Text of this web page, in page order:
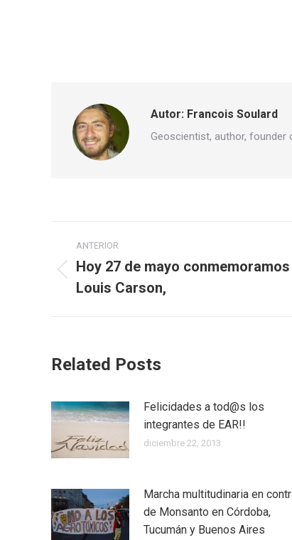
Autor: Francois Soulard
Geoscientist, author, founder
Navegación
entre
publicaciones
ANTERIOR
Publicación
anterior:
Hoy 27 de mayo
Louis Carson,
Related Posts
Felicidades a tod@s los
integrantes de EAR!!
diciembre 22, 2013
Marcha multitudinaria en
de Monsanto en Córdoba,
Tucumán y Buenos Aires